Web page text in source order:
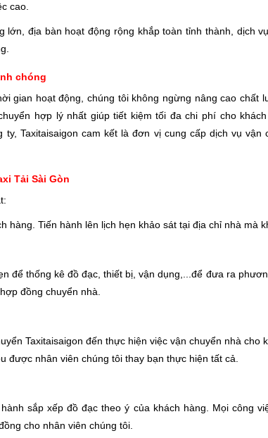
cao.
địa bàn hoạt động rộng khắp toàn tỉnh thành, dịch
chóng
gian hoạt động, chúng tôi không ngừng nâng cao chất
hợp lý nhất giúp tiết kiệm tối đa chi phí cho
Taxitaisaigon cam kết là đơn vị cung cấp dịch vụ vận
Tải Sài Gòn
hàng. Tiến hành lên lịch hẹn khảo sát tại địa chỉ nhà mà
để thống kê đồ đạc, thiết bị, vận dụng,...để đưa ra
đồng chuyển nhà.
Taxitaisaigon đến thực hiện việc vận chuyển nhà cho
được nhân viên chúng tôi thay bạn thực hiện tất cả.
sắp xếp đồ đạc theo ý của khách hàng. Mọi công
cho nhân viên chúng tôi.